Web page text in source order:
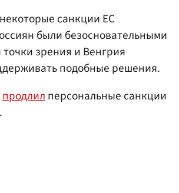
санкции ЕС
были безосновательными
зрения и Венгрия
подобные решения.
продлилперсональные санкции